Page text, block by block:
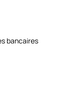
bancaires